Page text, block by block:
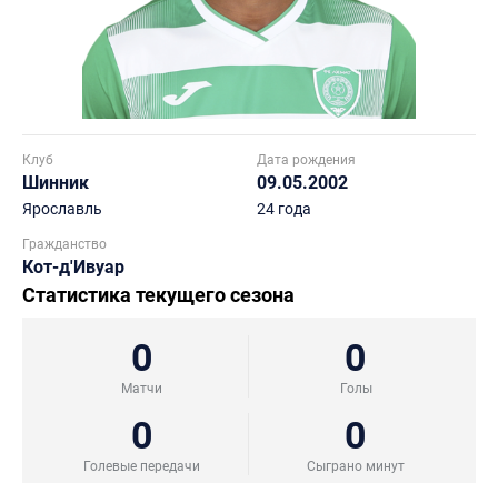
Клуб
Шинник
Ярославль
Дата рождения
09.05.2002
24 года
Гражданство
Кот-д'Ивуар
Статистика текущего сезона
0
Матчи
0
Голы
0
Голевые передачи
0
Сыграно минут